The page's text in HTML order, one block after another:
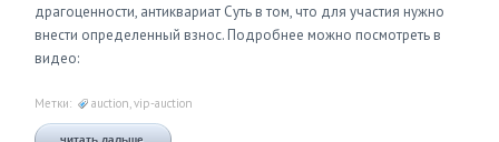
драгоценности, антиквариат Суть в том, что для участия нужно
внести определенный взнос. Подробнее можно посмотреть в
видео:
Метки: auction ,vip-auction
читать дальше